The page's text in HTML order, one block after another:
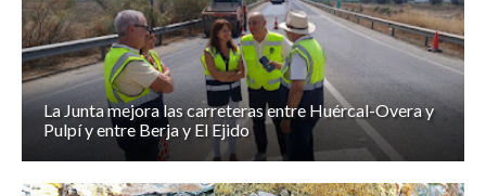
La Junta mejora las carreteras entre Huércal-Overa y
Pulpí y entre Berja y El Ejido